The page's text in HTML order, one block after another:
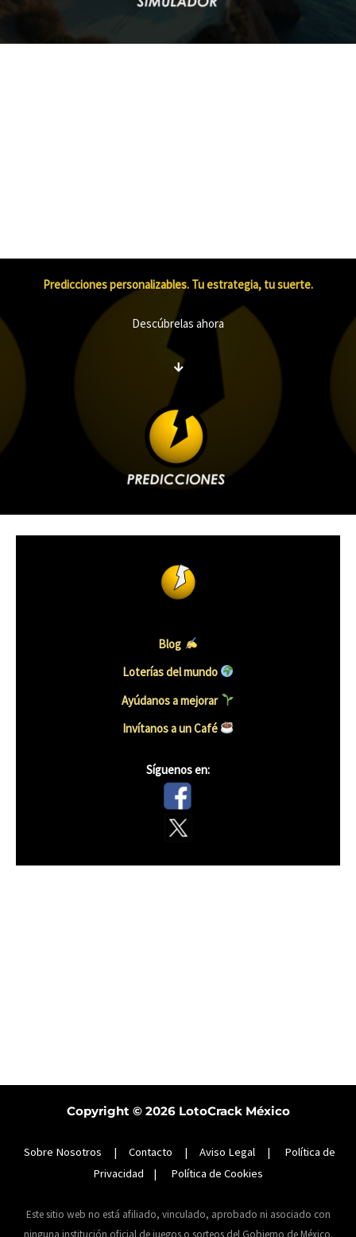
Predicciones personalizables. Tu estrategia, tu suerte.
Descúbrelas ahora
↓
Blog
Loterías del mundo
Ayúdanos a mejorar
Invítanos a un Café
Síguenos en:
Copyright © 2026 LotoCrack México
Sobre Nosotros | Contacto | Aviso Legal| Política de
Privacidad | Política de Cookies
Este sitio web no está afiliado, vinculado, aprobado ni asociado con
ninguna institución oficial de juegos o sorteos del Gobierno de México.